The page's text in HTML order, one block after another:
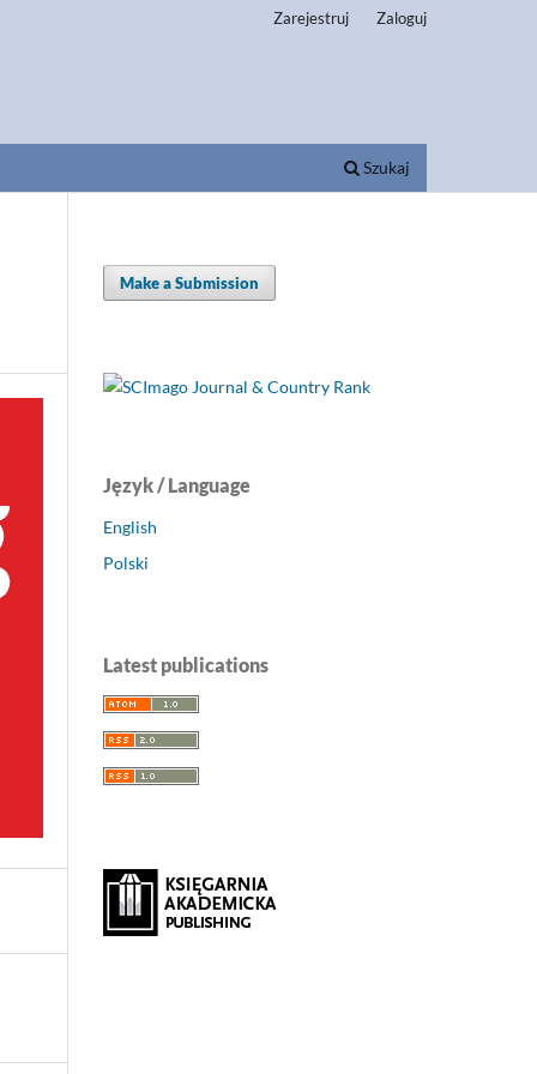
Szukaj
Zarejestruj Zaloguj
Make a Submission
Język / Language
English
Polski
Latest publications